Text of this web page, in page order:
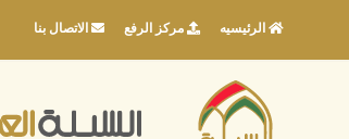
الرئيسيه مركز الرفع الاتصال بنا